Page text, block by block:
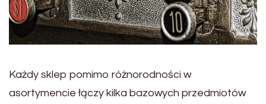
Każdy sklep pomimo różnorodności w
asortymencie łączy kilka bazowych przedmiotów